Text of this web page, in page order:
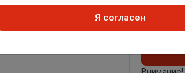
комплекта
Осталось
Я согласен